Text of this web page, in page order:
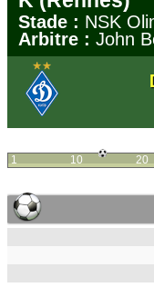
Stade : NSK
Arbitre : John
1 10 20